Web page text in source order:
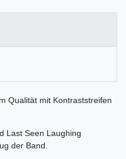
Qualität mit Kontraststreifen
Last Seen Laughing
der Band.